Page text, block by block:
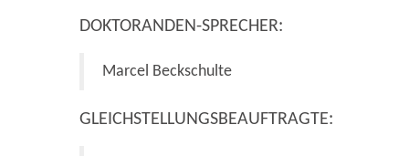
DOKTORANDEN-SPRECHER:
Marcel Beckschulte
GLEICHSTELLUNGSBEAUFTRAGTE: